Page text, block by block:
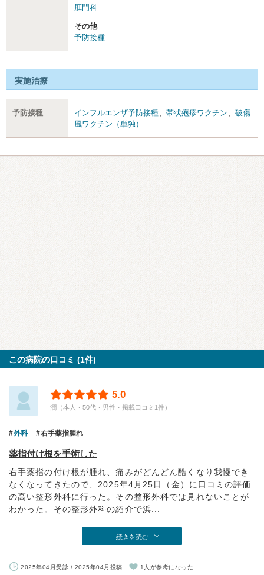
肛門科
その他
予防接種
実施治療
予防接種 インフルエンザ予防接種、 帯状疱疹ワクチン、 破傷
風ワクチン（単独）
この病院の口コミ (1件)
5.0
潤（本人・50代・男性・掲載口コミ1件）
外科 右手薬指腫れ
薬指付け根を手術した
右手薬指の付け根が腫れ、痛みがどんどん酷くなり我慢でき
なくなってきたので、2025年4月25日（金）に口コミの評価
の高い整形外科に行った。その整形外科では見れないことが
わかった。その整形外科の紹介で浜...
続きを読む
2025年04月受診 / 2025年04月投稿 1人が参考になった